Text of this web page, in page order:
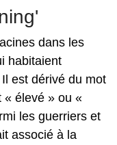
dans les
habitaient
est dérivé du mot
« élevé » ou «
les guerriers et
associé à la